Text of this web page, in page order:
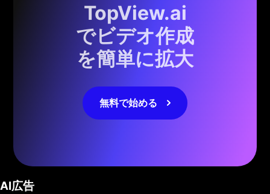
TopView.ai
でビデオ作成
を簡単に拡大
無料で始める
AI広告